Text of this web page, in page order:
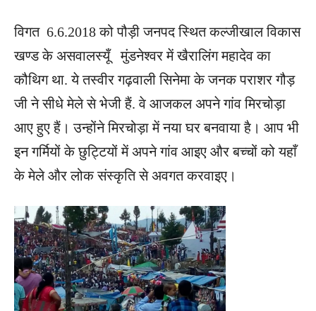
विगत 6.6.2018 को पौड़ी जनपद स्थित कल्जीखाल विकास
खण्ड के असवालस्यूँ मुंडनेश्वर में खैरालिंग महादेव का
कौथिग था. ये तस्वीर गढ़वाली सिनेमा के जनक पराशर गौड़
जी ने सीधे मेले से भेजी हैं. वे आजकल अपने गांव मिरचोड़ा
आए हुए हैं। उन्होंने मिरचोड़ा में नया घर बनवाया है। आप भी
इन गर्मियों के छुट्टियों में अपने गांव आइए और बच्चों को यहाँ
के मेले और लोक संस्कृति से अवगत करवाइए।